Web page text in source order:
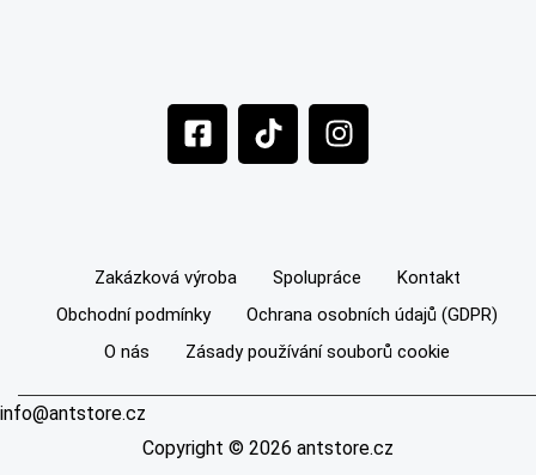
F
a
o
o
k
-
s
u
T
i
k
I
n
g
a
m
Zakázková výroba Spolupráce
Kontakt
Obchodní podmínky
Ochrana osobních údajů (GDPR)
O nás
Zásady používání souborů cookie
info@antstore.cz
Copyright © 2026 antstore.cz